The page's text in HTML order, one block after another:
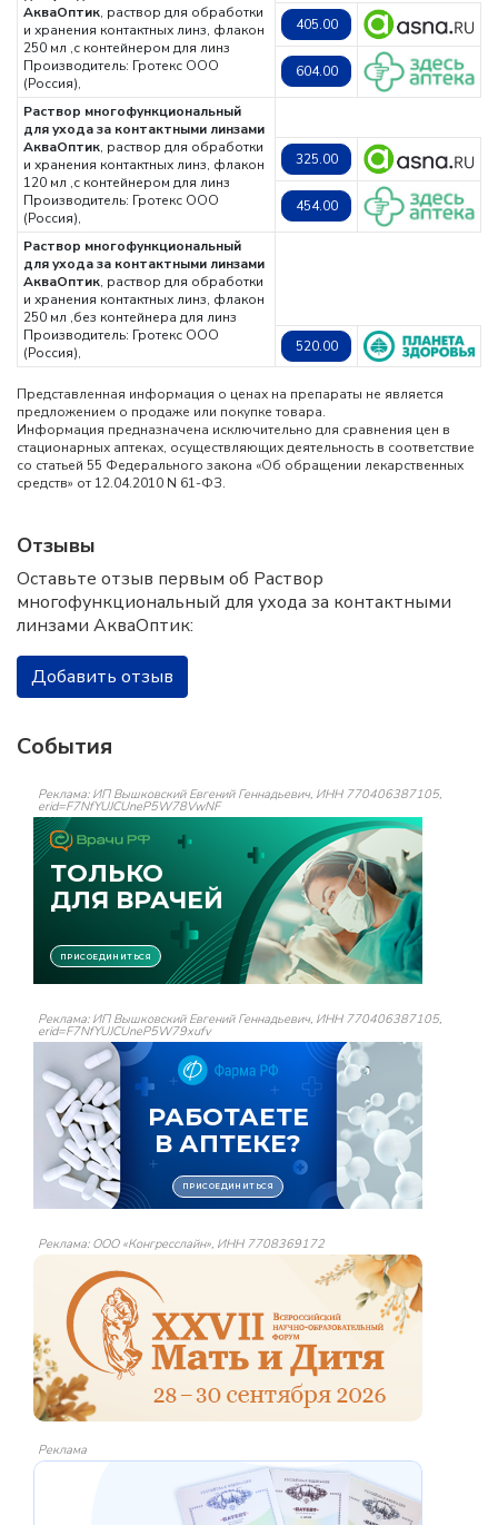
АкваОптик, раствор для обработки
и хранения контактных линз, флакон
250 мл ,с контейнером для линз
Производитель: Гротекс ООО
(Россия),
405.00
604.00
Раствор многофункциональный
для ухода за контактными линзами
АкваОптик, раствор для обработки
и хранения контактных линз, флакон
120 мл ,с контейнером для линз
Производитель: Гротекс ООО
(Россия),
325.00
454.00
Раствор многофункциональный
для ухода за контактными линзами
АкваОптик, раствор для обработки
и хранения контактных линз, флакон
250 мл ,без контейнера для линз
Производитель: Гротекс ООО
(Россия),
520.00
Представленная информация о ценах на препараты не является
предложением о продаже или покупке товара.
Информация предназначена исключительно для сравнения цен в
стационарных аптеках, осуществляющих деятельность в соответствие
со статьей 55 Федерального закона «Об обращении лекарственных
средств» от 12.04.2010 N 61-ФЗ.
Отзывы
Оставьте отзыв первым об Раствор
многофункциональный для ухода за контактными
линзами АкваОптик:
Добавить отзыв
События
Реклама: ИП Вышковский Евгений Геннадьевич, ИНН 770406387105,
erid=F7NfYUJCUneP5W78VwNF
Реклама: ИП Вышковский Евгений Геннадьевич, ИНН 770406387105,
erid=F7NfYUJCUneP5W79xufv
Реклама: ООО «Конгресслайн», ИНН 7708369172
Реклама